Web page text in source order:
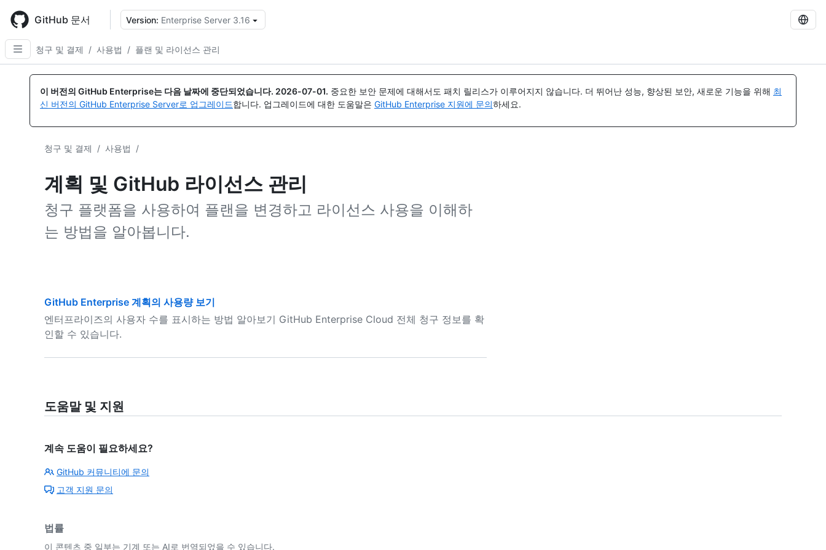
main
content
GitHub 문서 Version: Enterprise Server 3.16
청구 및 결제
/ 사용법 / 플랜 및 라이선스 관리
이 버전의 GitHub Enterprise는 다음 날짜에 중단되었습니다. 2026-07-01. 중요한 보안 문제에 대해서도 패치 릴리스가 이루어지지 않습니다. 더 뛰어난 성능, 향상된 보안, 새로운 기능을 위해 최
신 버전의 GitHub Enterprise Server로 업그레이드합니다. 업그레이드에 대한 도움말은 GitHub Enterprise 지원에 문의하세요.
청구 및 결제 / 사용법 /
계획 및 GitHub 라이선스 관리
청구 플랫폼을 사용하여 플랜을 변경하고 라이선스 사용을 이해하
는 방법을 알아봅니다.
GitHub Enterprise 계획의 사용량 보기
엔터프라이즈의 사용자 수를 표시하는 방법 알아보기 GitHub Enterprise Cloud 전체 청구 정보를 확
인할 수 있습니다.
도움말 및 지원
계속 도움이 필요하세요?
GitHub 커뮤니티에 문의
고객 지원 문의
법률
이 콘텐츠 중 일부는 기계 또는 AI로 번역되었을 수 있습니다.